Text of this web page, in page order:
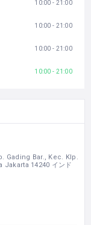
10:00 - 21:00
10:00 - 21:00
10:00 - 21:00
10:00 - 21:00
Gading Bar., Kec. Klp.
14240 インド